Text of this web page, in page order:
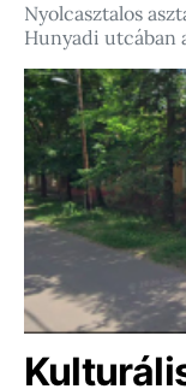
Nyolcasztalos
Hunyadi utcában